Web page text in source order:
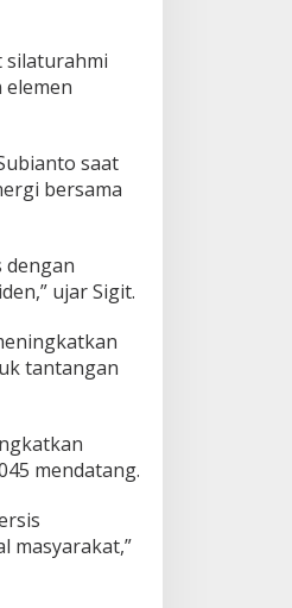
silaturahmi
saat
bersama
ujar Sigit.
tantangan
mendatang.
masyarakat,”